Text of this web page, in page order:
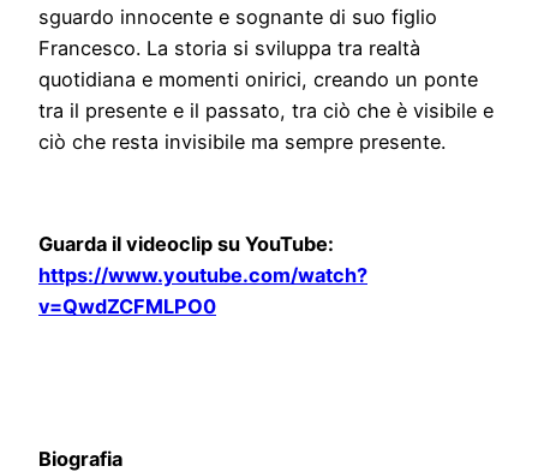
sguardo innocente e sognante di suo figlio
Francesco. La storia si sviluppa tra realtà
quotidiana e momenti onirici, creando un ponte
tra il presente e il passato, tra ciò che è visibile e
ciò che resta invisibile ma sempre presente.
Guarda il videoclip su YouTube:
https://www.youtube.com/watch?
v=QwdZCFMLPO0
Biografia